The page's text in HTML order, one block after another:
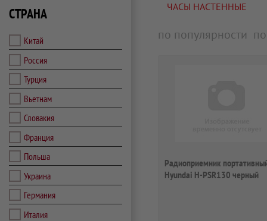
СТРАНА
Китай
Россия
Турция
Вьетнам
Словакия
Франция
Польша
Украина
Германия
Италия
ЧАСЫ НАСТЕННЫЕ
по популярности
Радиоприемник
Hyundai H-PSR130 черный